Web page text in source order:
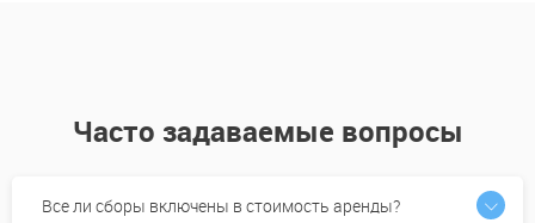
Часто задаваемые вопросы
Все ли сборы включены в стоимость аренды?